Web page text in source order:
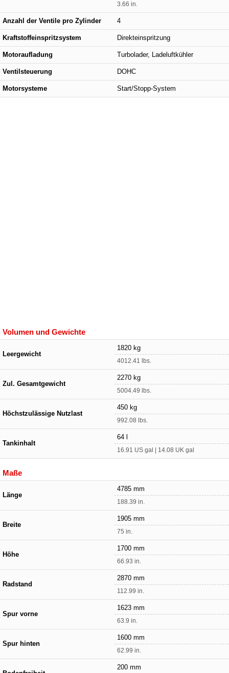
3.66 in.
Anzahl der Ventile pro Zylinder 4
Kraftstoffeinspritzsystem Direkteinspritzung
Motoraufladung Turbolader, Ladeluftkühler
Ventilsteuerung DOHC
Motorsysteme Start/Stopp-System
Volumen und Gewichte
Leergewicht
1820 kg
4012.41 lbs.
Zul. Gesamtgewicht
2270 kg
5004.49 lbs.
Höchstzulässige Nutzlast
450 kg
992.08 lbs.
Tankinhalt
64 l
16.91 US gal | 14.08 UK gal
Maße
Länge
4785 mm
188.39 in.
Breite
1905 mm
75 in.
Höhe
1700 mm
66.93 in.
Radstand
2870 mm
112.99 in.
Spur vorne
1623 mm
63.9 in.
Spur hinten
1600 mm
62.99 in.
200 mm